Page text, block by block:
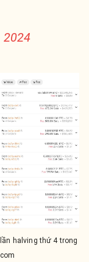
2024
halving thứ 4 trong